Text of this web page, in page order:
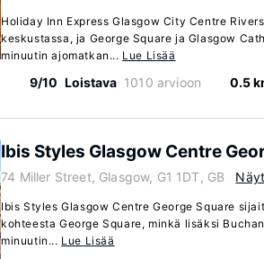
Holiday Inn Express Glasgow City Centre
keskustassa, ja George Square ja Glasgow
minuutin ajomatkan... Lue Lisää
9/10 Loistava 1010 arvioon 0.5
Ibis Styles Glasgow Centre
74 Miller Street, Glasgow, G1 1DT, GB
Ibis Styles Glasgow Centre George Square
kohteesta George Square, minkä lisäksi
minuutin... Lue Lisää